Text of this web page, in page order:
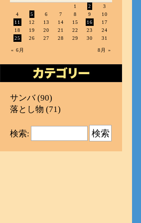
« 6月 8月 »
1 2
3
4
5 6 7 8 9
10
11
12 13 14 15 16
17
18
19 20 21 22 23
24
25
26 27 28 29 30 31
サンバ(90)
落とし物 (71)
検索: